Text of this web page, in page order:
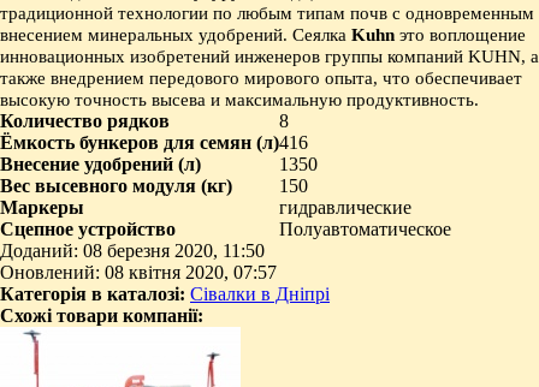
традиционной технологии по любым типам почв с одновременным
внесением минеральных удобрений. Сеялка Kuhn это воплощение
инновационных изобретений инженеров группы компаний KUHN, а
также внедрением передового мирового опыта, что обеспечивает
высокую точность высева и максимальную продуктивность.
Количество рядков
8
Ёмкость бункеров для семян (л)416
Внесение удобрений (л)
1350
Вес высевного модуля (кг)
150
Маркеры
гидравлические
Сцепное устройство
Полуавтоматическое
Доданий: 08 березня 2020, 11:50
Оновлений: 08 квітня 2020, 07:57
Категорія в каталозі: Сівалки в Дніпрі
Схожі товари компанії: